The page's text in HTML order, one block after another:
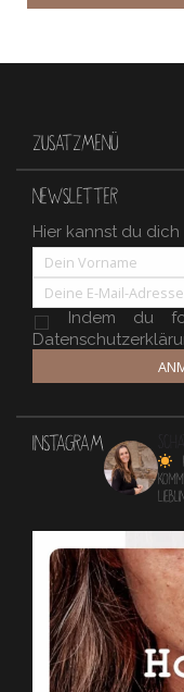
ZUSATZMENÜ
NEWSLETTER
Hier kannst du
Indem du
INSTAGRAM